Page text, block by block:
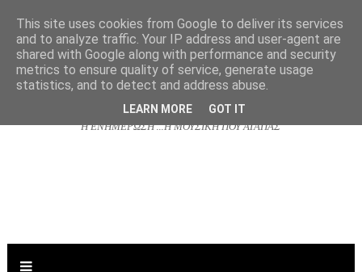
NJOYRADIO.GR
Η ΕΝΗΜΕΡΩΣΗ ...Η ΜΟΥΣΙΚΗ ΠΟΥ ΑΓΑΠΑΣ
This site uses cookies from Google to deliver its services
and to analyze traffic. Your IP address and user-agent are
shared with Google along with performance and security
metrics to ensure quality of service, generate usage
statistics, and to detect and address abuse.
LEARN MORE GOT IT